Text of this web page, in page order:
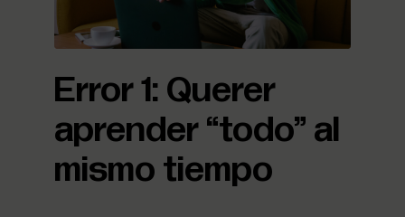
Error 1: Querer
aprender “todo” al
mismo tiempo